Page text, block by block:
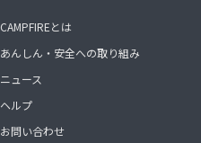
CAMPFIREとは
あんしん・安全への取り組み
ニュース
ヘルプ
お問い合わせ